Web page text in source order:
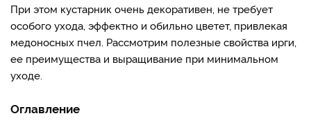
При этом кустарник очень декоративен, не требует
особого ухода, эффектно и обильно цветет, привлекая
медоносных пчел. Рассмотрим полезные свойства ирги,
ее преимущества и выращивание при минимальном
уходе.
Оглавление